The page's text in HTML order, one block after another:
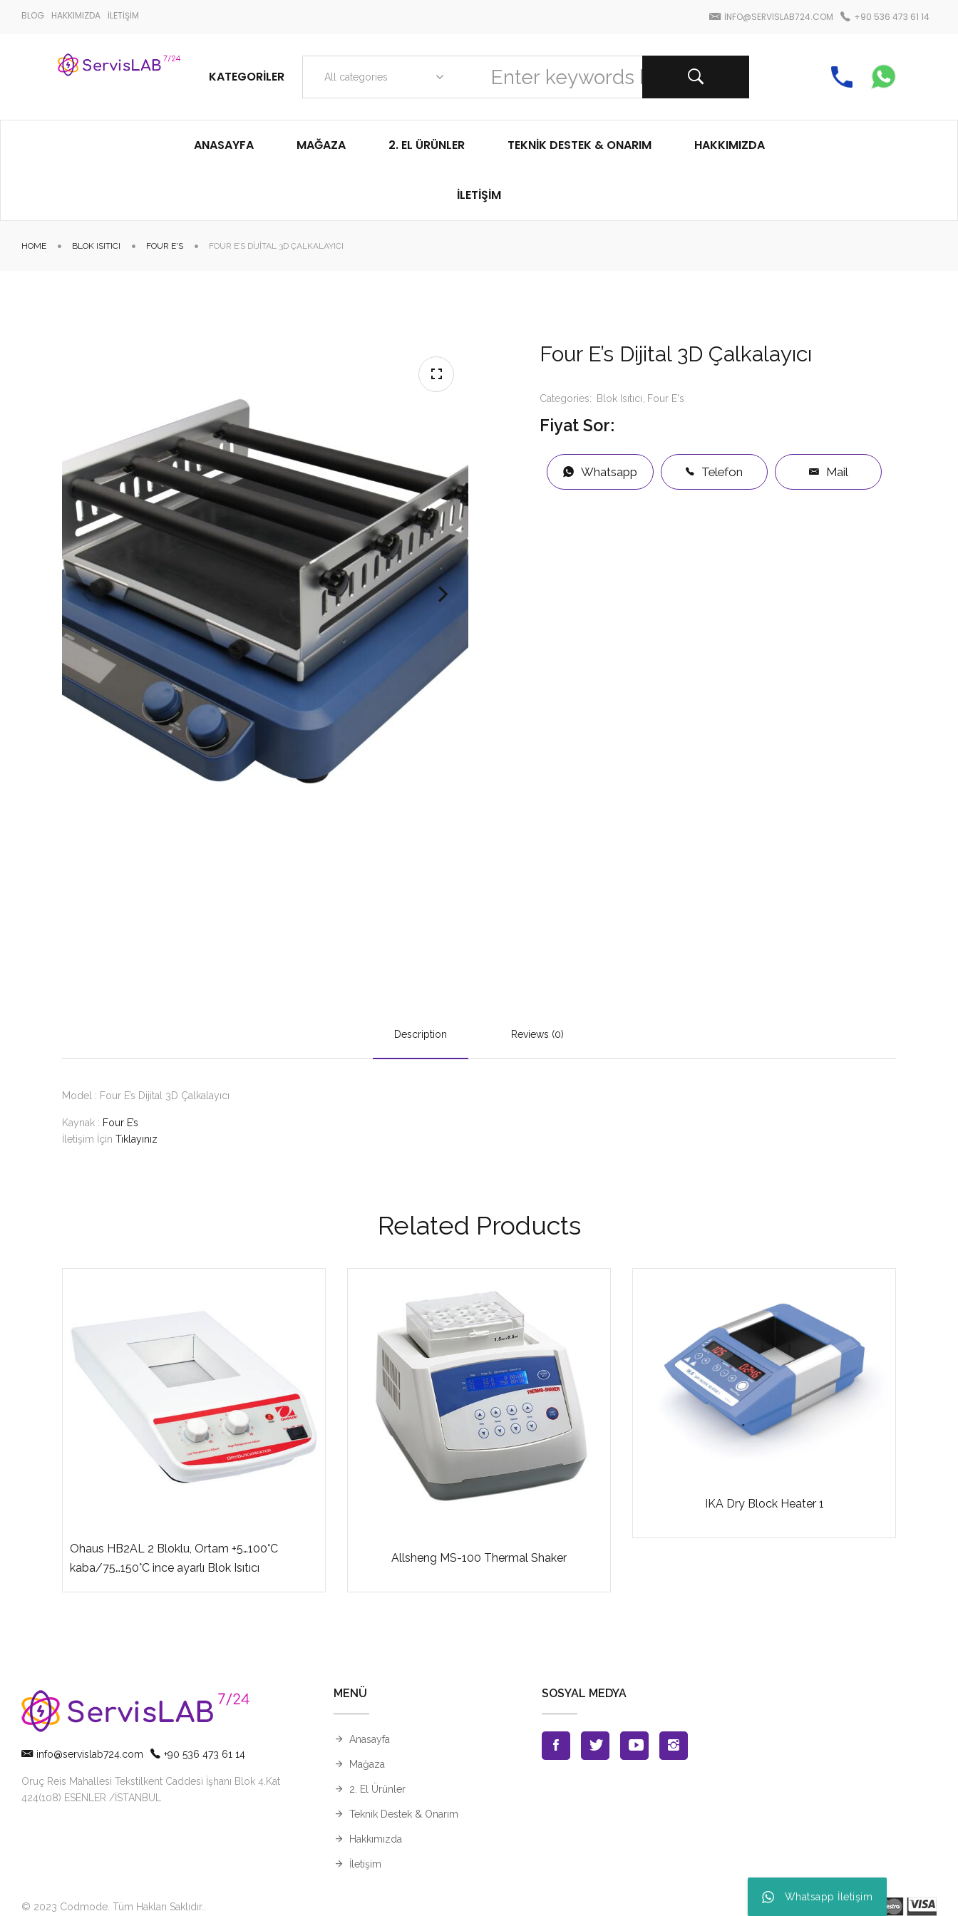
BLOG HAKKIMIZDA İLETİŞİM INFO@SERVISLAB724.COM +90 536 473 61 14
KATEGORILER All categories
ANASAYFA MAĞAZA 2. EL ÜRÜNLER TEKNIK DESTEK & ONARIM HAKKIMIZDA
İLETIŞIM
HOME BLOK ISITICI FOUR E'S FOUR E’S DIJITAL 3D ÇALKALAYICI
Four E’s Dijital 3D Çalkalayıcı
Categories: Blok Isıtıcı Four E's
Fiyat Sor:
Whatsapp Telefon Mail
Description Reviews (0)
Model : Four E’s Dijital 3D Çalkalayıcı
Kaynak : Four E’s
İletişim İçin Tıklayınız
Related Products
Ohaus HB2AL 2 Bloklu, Ortam +5…100°C
kaba/75…150°C ince ayarlı Blok Isıtıcı
Allsheng MS-100 Thermal Shaker
IKA Dry Block Heater 1
info@servislab724.com +90 536 473 61 14
Oruç Reis Mahallesi Tekstilkent Caddesi İşhanı Blok 4.Kat
424(108) ESENLER /İSTANBUL
MENÜ
Anasayfa
Mağaza
2. El Ürünler
Teknik Destek & Onarım
Hakkımızda
İletişim
SOSYAL MEDYA
© 2023 Codmode. Tüm Hakları Saklıdır.
Whatsapp İletişim